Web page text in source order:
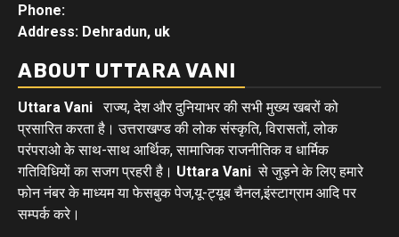
Phone:
Address: Dehradun, uk
ABOUT UTTARA VANI
Uttara Vani राज्य, देश और दुनियाभर की सभी मुख्य खबरों को
प्रसारित करता है। उत्तराखण्ड की लोक संस्कृति, विरासतों, लोक
परंपराओ के साथ-साथ आर्थिक, सामाजिक राजनीतिक व धार्मिक
गतिविधियों का सजग प्रहरी है। Uttara Vani से जुड़ने के लिए हमारे
फोन नंबर के माध्यम या फेसबुक पेज,यू-ट्यूब चैनल,इंस्टाग्राम आदि पर
सम्पर्क करे।